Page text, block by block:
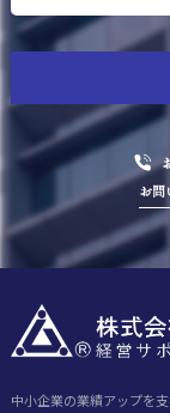
お問
中小企業の業績アップを